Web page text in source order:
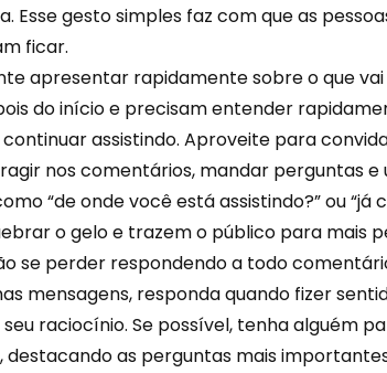
Esse gesto simples faz com que as
ficar.
apresentar rapidamente sobre o que vai
do início e precisam entender
assistindo. Aproveite para
nos comentários, mandar perguntas e
“de onde você está assistindo?” ou “já
o gelo e trazem o público para mais
se perder respondendo a todo
mensagens, responda quando fizer
raciocínio. Se possível, tenha alguém
as perguntas mais